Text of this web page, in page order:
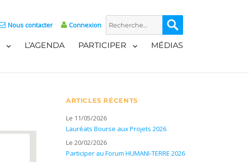
Nous contacter Connexion
Recherche
pour :
L’AGENDA PARTICIPER MÉDIAS
ARTICLES RÉCENTS
Le 11/05/2026
Lauréats Bourse aux Projets 2026
Le 20/02/2026
Participer au Forum HUMANI-TERRE 2026